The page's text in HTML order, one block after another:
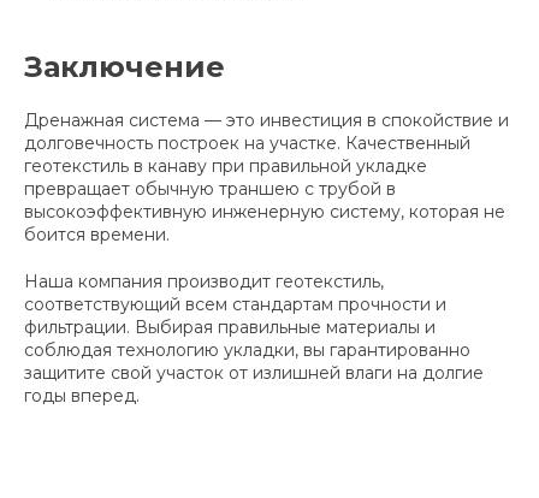
Заключение
Дренажная система — это инвестиция в спокойствие и
долговечность построек на участке. Качественный
геотекстиль в канаву при правильной укладке
превращает обычную траншею с трубой в
высокоэффективную инженерную систему, которая не
боится времени.
Наша компания производит геотекстиль,
соответствующий всем стандартам прочности и
фильтрации. Выбирая правильные материалы и
соблюдая технологию укладки, вы гарантированно
защитите свой участок от излишней влаги на долгие
годы вперед.